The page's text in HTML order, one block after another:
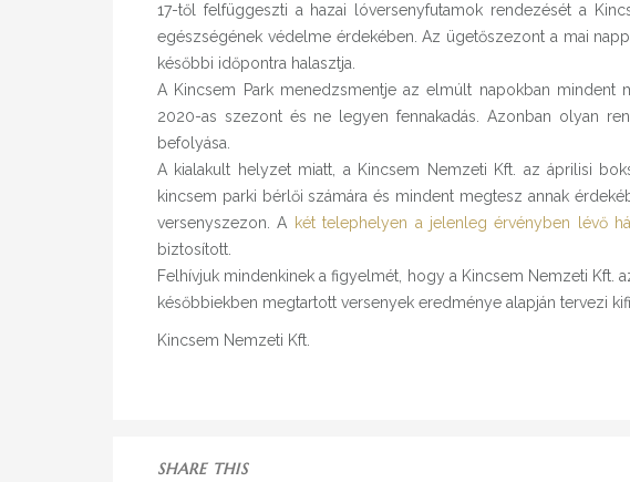
17-től felfüggeszti a hazai lóversenyfutamok rendezését a
egészségének védelme érdekében. Az ügetőszezont a mai
későbbi időpontra halasztja.
A Kincsem Park menedzsmentje az elmúlt napokban mindent
2020-as szezont és ne legyen fennakadás. Azonban olyan
befolyása.
A kialakult helyzet miatt, a Kincsem Nemzeti Kft. az áprilisi
kincsem parki bérlői számára és mindent megtesz annak
versenyszezon. A két telephelyen a jelenleg érvényben lévő
biztosított.
Felhívjuk mindenkinek a figyelmét, hogy a Kincsem Nemzeti Kft.
későbbiekben megtartott versenyek eredménye alapján tervezi
Kincsem Nemzeti Kft.
SHARE THIS